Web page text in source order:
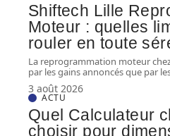
Shiftech Lille
Moteur : quelles
rouler en toute
La reprogrammation moteur
par les gains annoncés que par
3 août 2026
ACTU
Quel Calculateur
choisir pour